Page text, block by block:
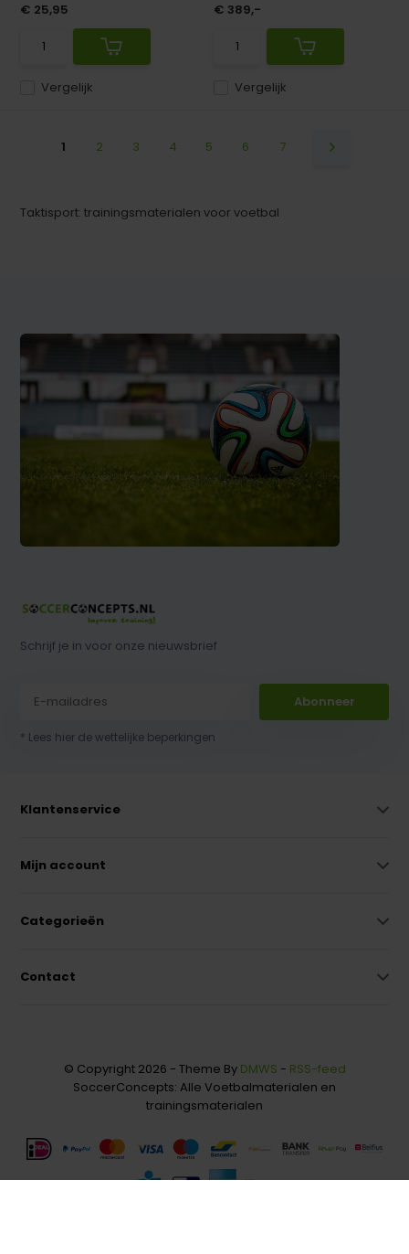
Vergelijk
€ 25,95
Vergelijk
€ 389,-
1 2 3 4 5 6 7
Taktisport: trainingsmaterialen voor voetbal
Schrijf je in voor onze nieuwsbrief
Abonneer
* Lees hier de wettelijke beperkingen
Klantenservice
Mijn account
Categorieën
Contact
© Copyright 2026 - Theme By DMWS - RSS-feed
SoccerConcepts: Alle Voetbalmaterialen en
trainingsmaterialen